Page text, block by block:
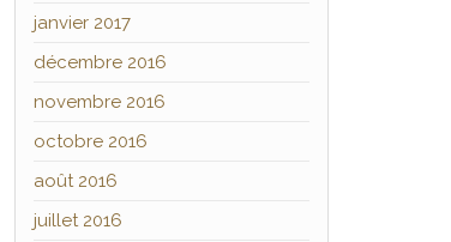
janvier 2017
décembre 2016
novembre 2016
octobre 2016
août 2016
juillet 2016